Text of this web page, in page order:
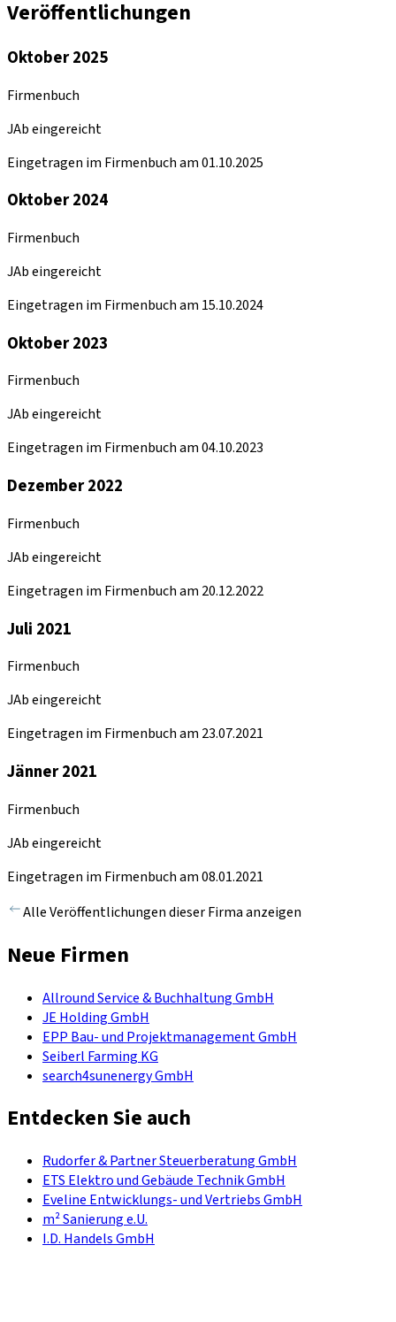
Veröffentlichungen
Oktober 2025
Firmenbuch
JAb eingereicht
Eingetragen im Firmenbuch am 01.10.2025
Oktober 2024
Firmenbuch
JAb eingereicht
Eingetragen im Firmenbuch am 15.10.2024
Oktober 2023
Firmenbuch
JAb eingereicht
Eingetragen im Firmenbuch am 04.10.2023
Dezember 2022
Firmenbuch
JAb eingereicht
Eingetragen im Firmenbuch am 20.12.2022
Juli 2021
Firmenbuch
JAb eingereicht
Eingetragen im Firmenbuch am 23.07.2021
Jänner 2021
Firmenbuch
JAb eingereicht
Eingetragen im Firmenbuch am 08.01.2021
Alle Veröffentlichungen dieser Firma anzeigen
Neue Firmen
Allround Service & Buchhaltung GmbH
JE Holding GmbH
EPP Bau- und Projektmanagement GmbH
Seiberl Farming KG
search4sunenergy GmbH
Entdecken Sie auch
Rudorfer & Partner Steuerberatung GmbH
ETS Elektro und Gebäude Technik GmbH
Eveline Entwicklungs- und Vertriebs GmbH
m² Sanierung e.U.
I.D. Handels GmbH